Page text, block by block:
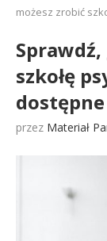
możesz zrobić
szkołę
przez Materiał